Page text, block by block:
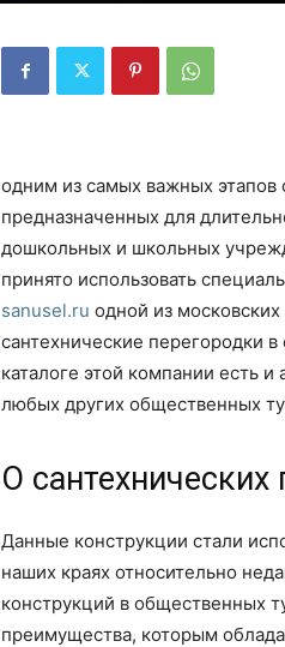
одним из самых важных этапов
предназначенных для
дошкольных и школьных
принято использовать
sanusel.ru одной из
сантехнические перегородки
каталоге этой компании есть
любых других общественных
О сантехнических
Данные конструкции стали
наших краях относительно
конструкций в общественных
преимущества, которым